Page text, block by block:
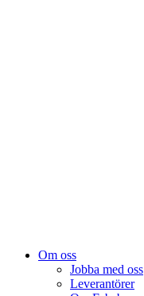
Om oss
Jobba med oss
Leverantörer